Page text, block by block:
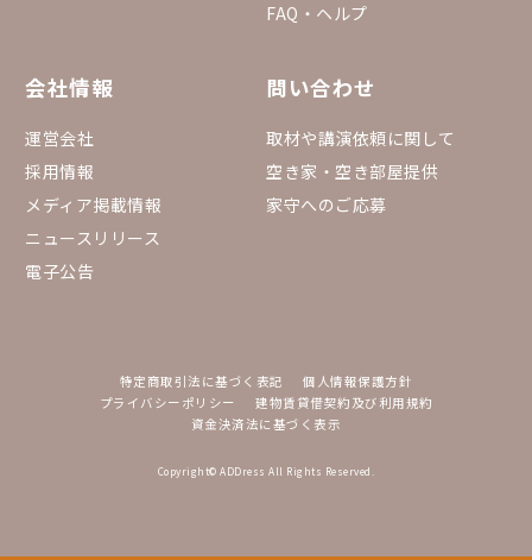
FAQ・ヘルプ
会社情報
運営会社
採用情報
メディア掲載情報
ニュースリリース
電子公告
問い合わせ
取材や講演依頼に関して
空き家・空き部屋提供
家守へのご応募
特定商取引法に基づく表記
個人情報保護方針
プライバシーポリシー
建物賃貸借契約及び利用規約
資金決済法に基づく表示
Copyright© ADDress All Rights Reserved.